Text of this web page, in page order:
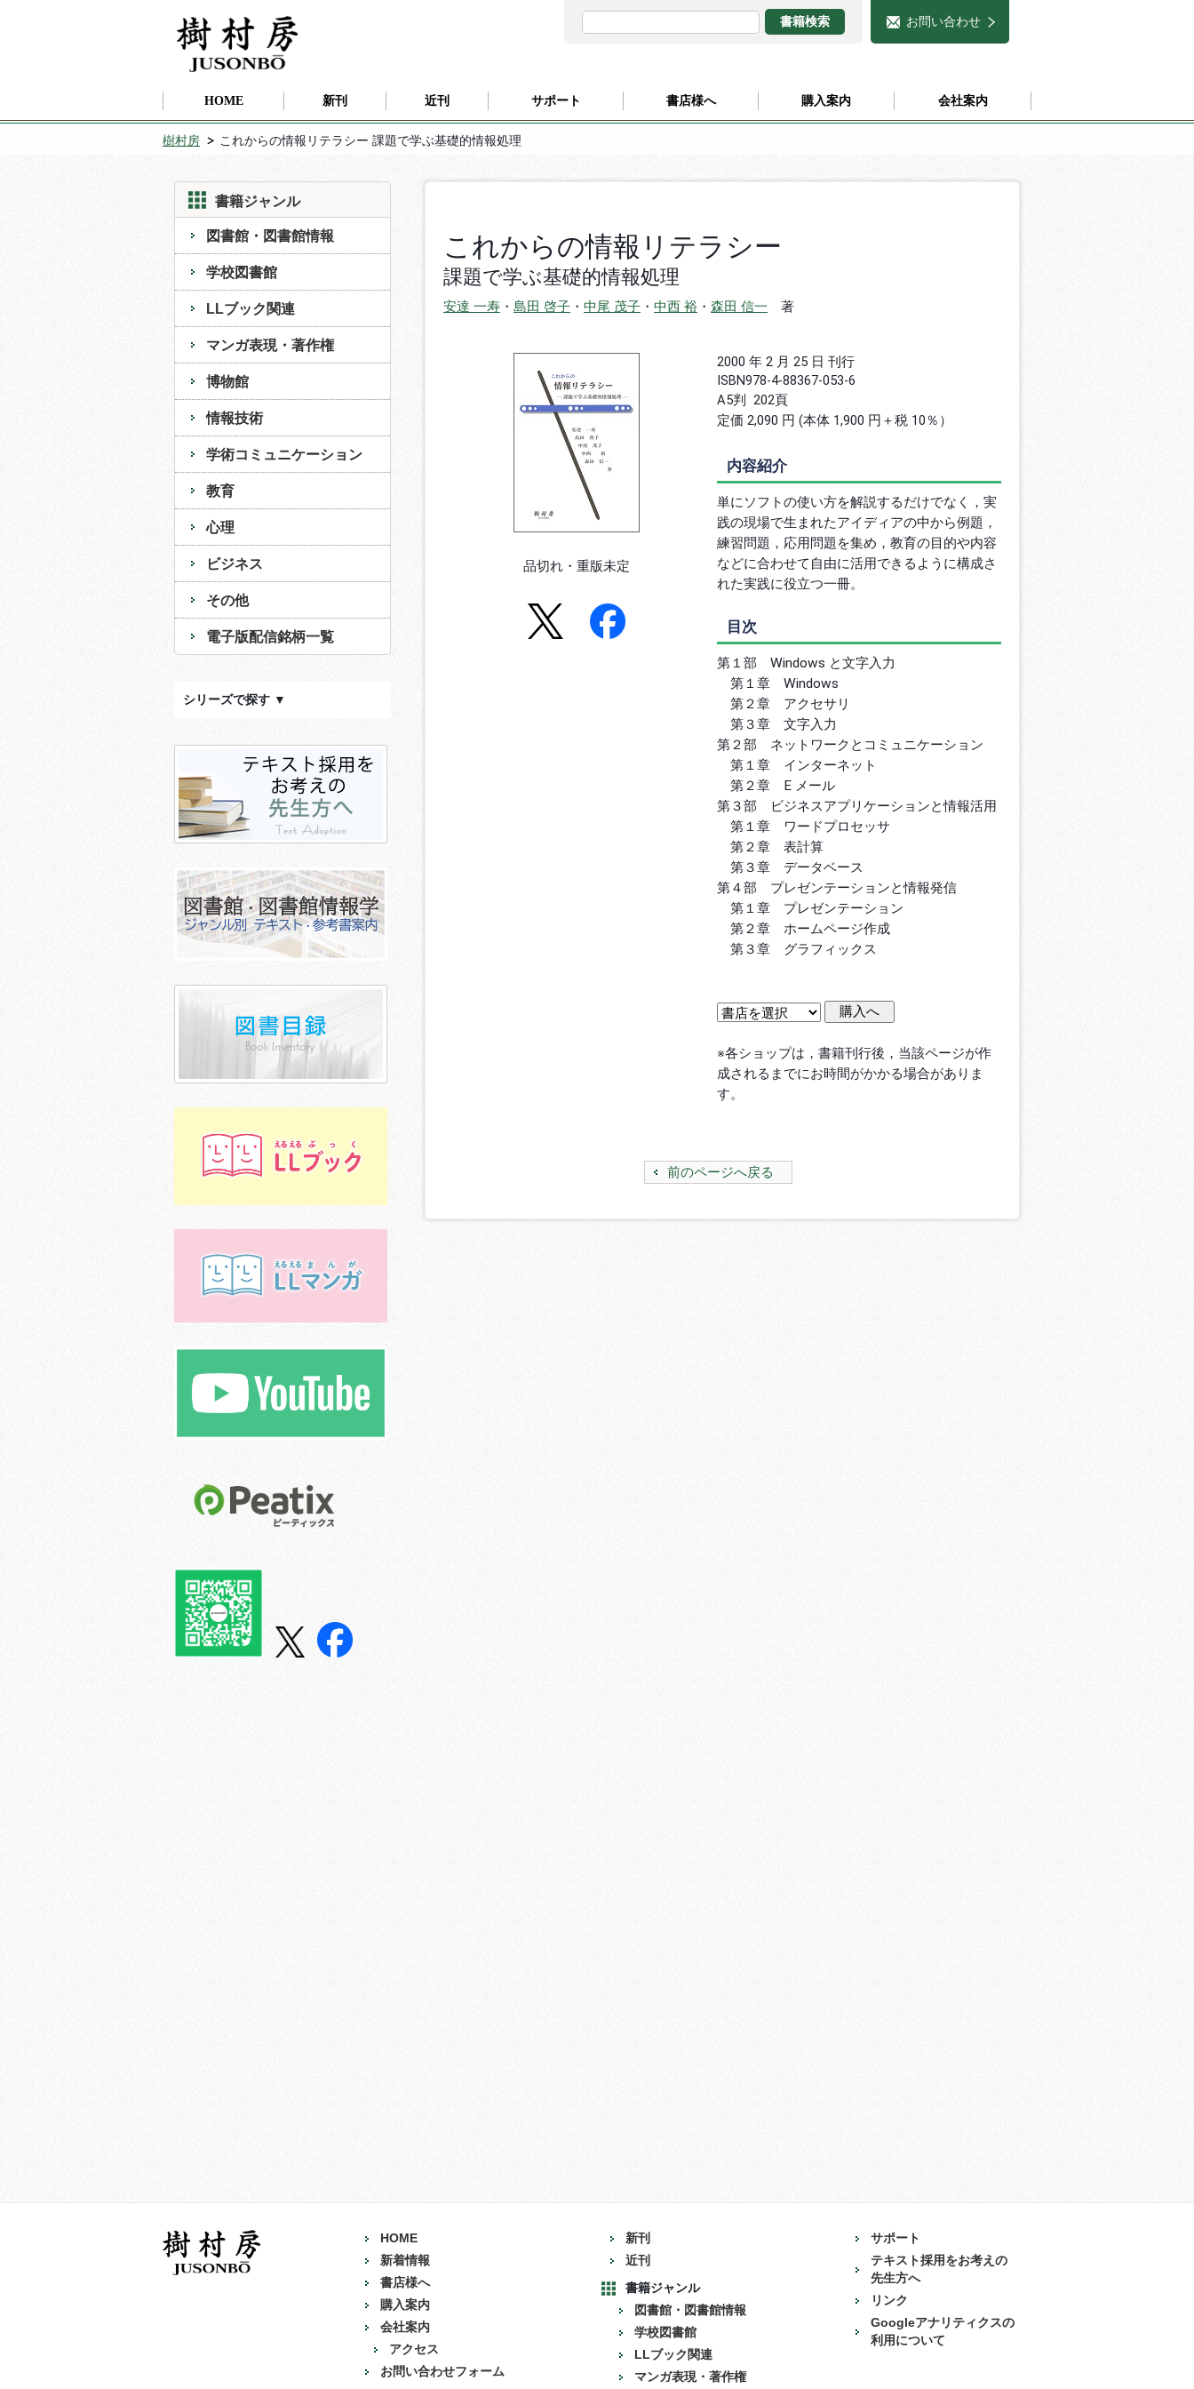
お問い合わせ
HOME 新刊 近刊 サポート 書店様へ 購入案内 会社案内
樹村房 これからの情報リテラシー 課題で学ぶ基礎的情報処理
書籍ジャンル
図書館・図書館情報
学校図書館
LLブック関連
マンガ表現・著作権
博物館
情報技術
学術コミュニケーション
教育
心理
ビジネス
その他
電子版配信銘柄一覧
シリーズで探す ▼
これからの情報リテラシー
課題で学ぶ基礎的情報処理
安達 一寿 ・ 島田 啓子 ・ 中尾 茂子 ・ 中西 裕 ・ 森田 信一 著
品切れ・重版未定
2000 年 2 月 25 日 刊行
ISBN978-4-88367-053-6
A5判 202頁
定価 2,090 円 (本体 1,900 円＋税 10％）
内容紹介
単にソフトの使い方を解説するだけでなく，実
践の現場で生まれたアイディアの中から例題，
練習問題，応用問題を集め，教育の目的や内容
などに合わせて自由に活用できるように構成さ
れた実践に役立つ一冊。
目次
第１部 Windows と文字入力
第１章 Windows
第２章 アクセサリ
第３章 文字入力
第２部 ネットワークとコミュニケーション
第１章 インターネット
第２章 E メール
第３部 ビジネスアプリケーションと情報活用
第１章 ワードプロセッサ
第２章 表計算
第３章 データベース
第４部 プレゼンテーションと情報発信
第１章 プレゼンテーション
第２章 ホームページ作成
第３章 グラフィックス
※各ショップは，書籍刊行後，当該ページが作
成されるまでにお時間がかかる場合がありま
す。
前のページへ戻る
HOME
新着情報
書店様へ
購入案内
会社案内
アクセス
お問い合わせフォーム
新刊
近刊
書籍ジャンル
図書館・図書館情報
学校図書館
LLブック関連
マンガ表現・著作権
サポート
テキスト採用をお考えの
先生方へ
リンク
Googleアナリティクスの
利用について